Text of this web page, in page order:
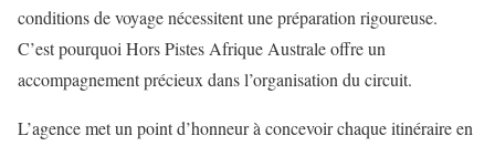
conditions de voyage nécessitent une préparation rigoureuse.
C’est pourquoi Hors Pistes Afrique Australe offre un
accompagnement précieux dans l’organisation du circuit.
L’agence met un point d’honneur à concevoir chaque itinéraire en